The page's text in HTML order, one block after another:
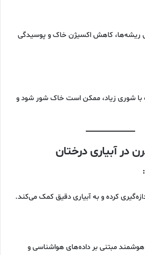
کاهش اکسیژن خاک و پوسیدگی
با شوری زیاد، ممکن است خاک شور شود و
در آبیاری درختان
کرده و به آبیاری دقیق کمک می‌کند.
مبتنی بر داده‌های هواشناسی و